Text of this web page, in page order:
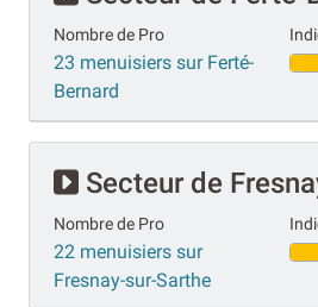
Nombre de Pro
23 menuisiers sur Ferté-
Bernard
Secteur de
Nombre de Pro
22 menuisiers sur
Fresnay-sur-Sarthe